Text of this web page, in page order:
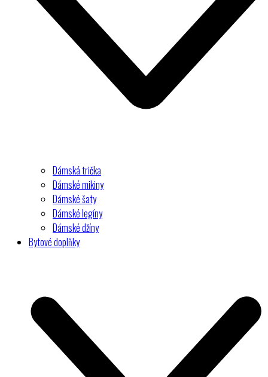
Dámská trička
Dámské mikiny
Dámské šaty
Dámské legíny
Dámské džíny
Bytové doplňky